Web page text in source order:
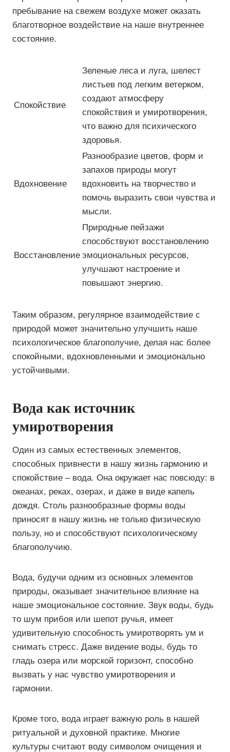
пребывание на свежем воздухе может оказать
благотворное воздействие на наше внутреннее
состояние.
Спокойствие
Зеленые леса и луга, шелест
листьев под легким ветерком,
создают атмосферу
спокойствия и умиротворения,
что важно для психического
здоровья.
Вдохновение
Разнообразие цветов, форм и
запахов природы могут
вдохновить на творчество и
помочь выразить свои чувства и
мысли.
Восстановление
Природные пейзажи
способствуют восстановлению
эмоциональных ресурсов,
улучшают настроение и
повышают энергию.
Таким образом, регулярное взаимодействие с
природой может значительно улучшить наше
психологическое благополучие, делая нас более
спокойными, вдохновленными и эмоционально
устойчивыми.
Вода как источник
умиротворения
Один из самых естественных элементов,
способных привнести в нашу жизнь гармонию и
спокойствие – вода. Она окружает нас повсюду: в
океанах, реках, озерах, и даже в виде капель
дождя. Столь разнообразные формы воды
приносят в нашу жизнь не только физическую
пользу, но и способствуют психологическому
благополучию.
Вода, будучи одним из основных элементов
природы, оказывает значительное влияние на
наше эмоциональное состояние. Звук воды, будь
то шум прибоя или шепот ручья, имеет
удивительную способность умиротворять ум и
снимать стресс. Даже видение воды, будь то
гладь озера или морской горизонт, способно
вызвать у нас чувство умиротворения и
гармонии.
Кроме того, вода играет важную роль в нашей
ритуальной и духовной практике. Многие
культуры считают воду символом очищения и